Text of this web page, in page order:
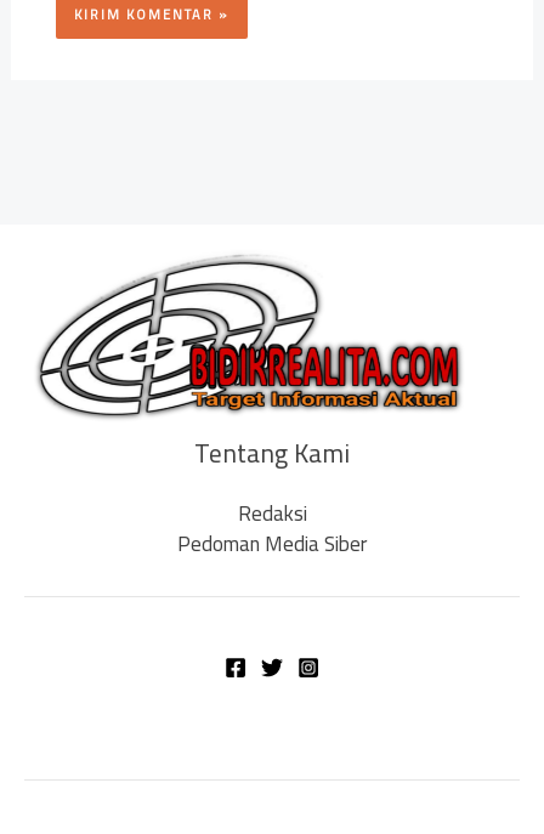
Tentang Kami
Redaksi
Pedoman Media Siber